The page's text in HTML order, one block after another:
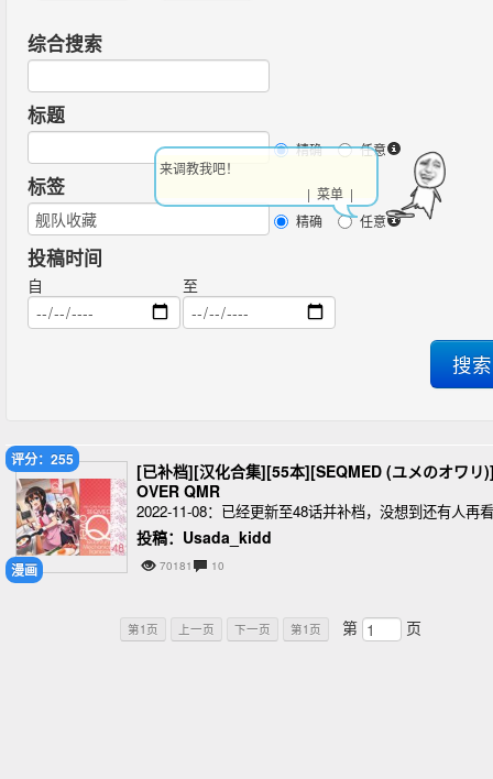
综合搜索
标题
精确 任意
标签
精确 任意
投稿时间
自 至
漫画
评分：255
[已补档][汉化合集][55本][SEQMED (ユメのオワリ
OVER QMR
2022-11-08：已经更新至48话并补档，没想到还有人再看
投稿：Usada_kidd
70181 10
第1页 上一页 下一页 第1页 第 页
来调教我吧！
| 菜单 |